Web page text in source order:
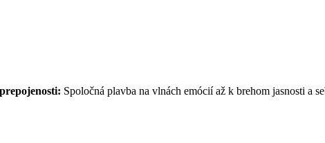
Spoločná plavba na vlnách emócií až k brehom jasnosti a